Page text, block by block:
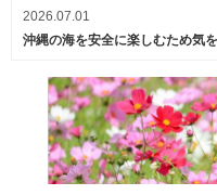
2026.07.01
沖縄の海を安全に楽しむため気